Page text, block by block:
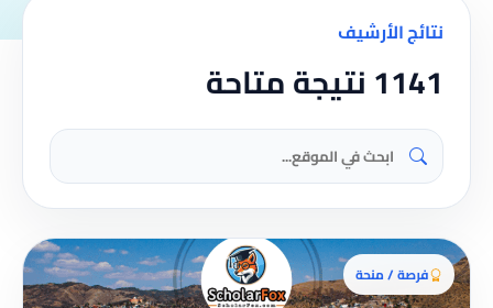
نتائج الأرشيف
1141 نتيجة متاحة
فرصة / منحة